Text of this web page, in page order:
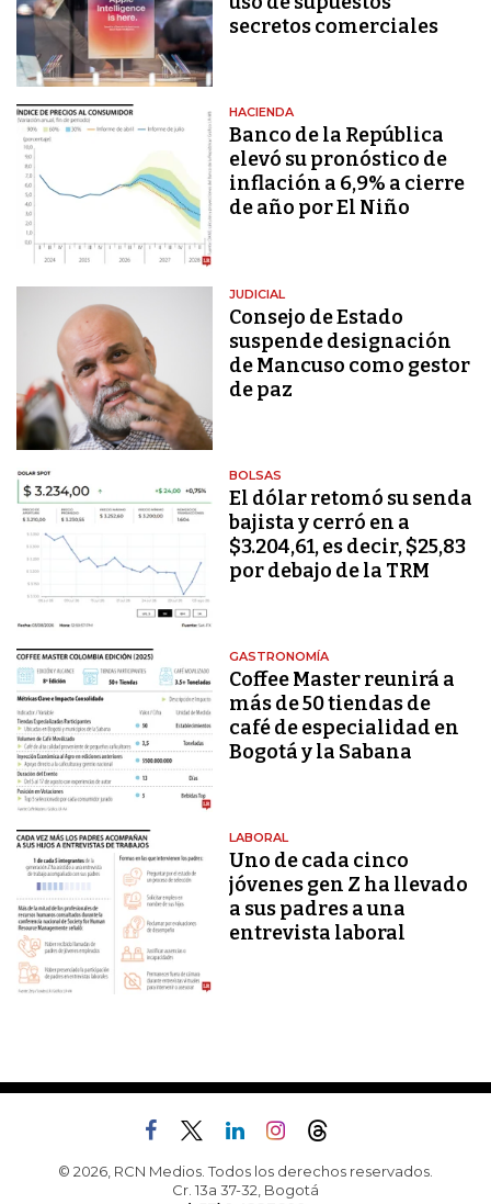
secretos comerciales
HACIENDA
Banco de la República
elevó su pronóstico de
inflación a 6,9% a cierre
de año por El Niño
JUDICIAL
Consejo de Estado
suspende designación
de Mancuso como gestor
de paz
BOLSAS
El dólar retomó su senda
bajista y cerró en a
$3.204,61, es decir, $25,83
por debajo de la TRM
GASTRONOMÍA
Coffee Master reunirá a
más de 50 tiendas de
café de especialidad en
Bogotá y la Sabana
LABORAL
Uno de cada cinco
jóvenes gen Z ha llevado
a sus padres a una
entrevista laboral
© 2026, RCN Medios. Todos los derechos reservados.
Cr. 13a 37-32, Bogotá